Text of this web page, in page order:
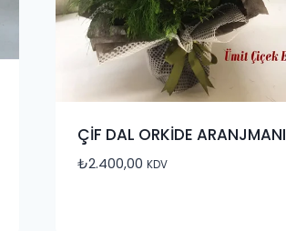
ÇİF DAL ORKİDE ARANJMANI
₺2.400,00 KDV